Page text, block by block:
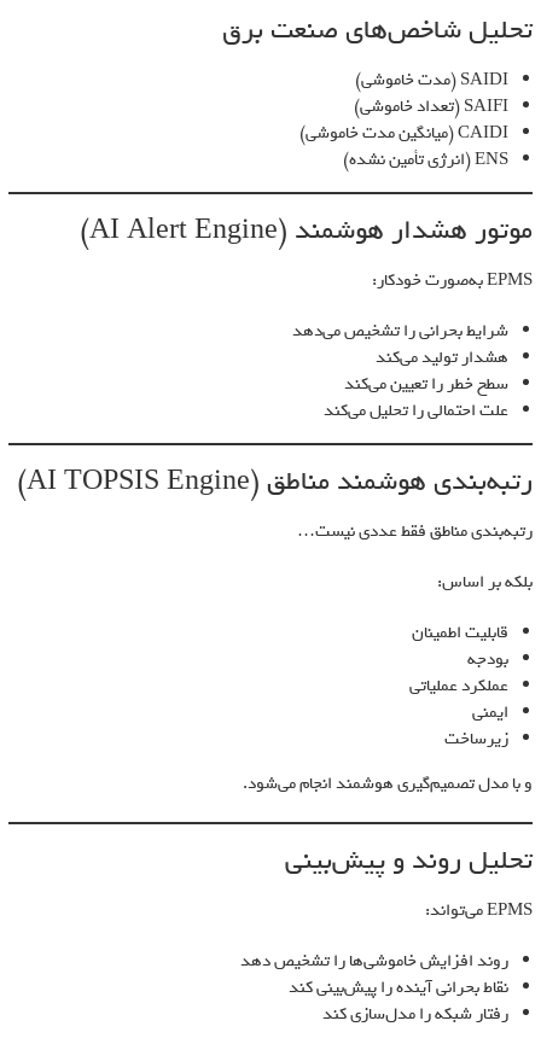
تحلیل شاخص‌های صنعت برق
SAIDI (مدت خاموشی)
SAIFI (تعداد خاموشی)
CAIDI (میانگین مدت خاموشی)
ENS (انرژی تأمین نشده)
موتور هشدار هوشمند (AI Alert Engine)
EPMS به‌صورت خودکار:
شرایط بحرانی را تشخیص می‌دهد
هشدار تولید می‌کند
سطح خطر را تعیین می‌کند
علت احتمالی را تحلیل می‌کند
رتبه‌بندی هوشمند مناطق (AI TOPSIS Engine)
رتبه‌بندی مناطق فقط عددی نیست…
بلکه بر اساس:
قابلیت اطمینان
بودجه
عملکرد عملیاتی
ایمنی
زیرساخت
و با مدل تصمیم‌گیری هوشمند انجام می‌شود.
تحلیل روند و پیش‌بینی
EPMS می‌تواند:
روند افزایش خاموشی‌ها را تشخیص دهد
نقاط بحرانی آینده را پیش‌بینی کند
رفتار شبکه را مدل‌سازی کند